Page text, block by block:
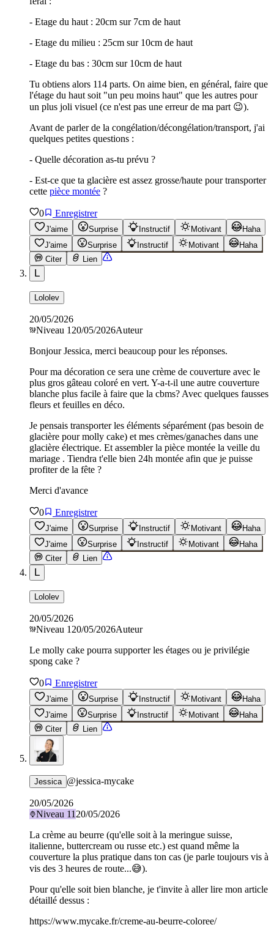
- Etage du haut : 20cm sur 7cm de haut
- Etage du milieu : 25cm sur 10cm de haut
- Etage du bas : 30cm sur 10cm de haut
Tu obtiens alors 114 parts. On aime bien, en général, faire que
l'étage du haut soit "un peu moins haut" que les autres pour
un plus joli visuel (ce n'est pas une erreur de ma part 😉).
Avant de parler de la congélation/décongélation/transport, j'ai
quelques petites questions :
- Quelle décoration as-tu prévu ?
- Est-ce que ta glacière est assez grosse/haute pour transporter
cette pièce montée ?
0 Enregistrer
J'aime Surprise Instructif Motivant
Haha
J'aime
Surprise Instructif Motivant
Haha
Citer
Lien
L
Lololev
20/05/2026
Niveau 1 20/05/2026Auteur
Bonjour Jessica, merci beaucoup pour les réponses.
Pour ma décoration ce sera une crème de couverture avec le
plus gros gâteau coloré en vert. Y-a-t-il une autre couverture
blanche plus facile à faire que la cbms? Avec quelques fausses
fleurs et feuilles en déco.
Je pensais transporter les éléments séparément (pas besoin de
glacière pour molly cake) et mes crèmes/ganaches dans une
glacière électrique. Et assembler la pièce montée la veille du
mariage . Tiendra t'elle bien 24h montée afin que je puisse
profiter de la fête ?
Merci d'avance
0 Enregistrer
J'aime Surprise Instructif Motivant
Haha
J'aime
Surprise Instructif Motivant
Haha
Citer
Lien
L
Lololev
20/05/2026
Niveau 1 20/05/2026Auteur
Le molly cake pourra supporter les étages ou je privilégie
spong cake ?
0 Enregistrer
J'aime Surprise Instructif Motivant
Haha
J'aime
Surprise Instructif Motivant
Haha
Citer
Lien
Jessica @jessica-mycake
20/05/2026
Niveau 11 20/05/2026
La crème au beurre (qu'elle soit à la meringue suisse,
italienne, buttercream ou russe etc.) est quand même la
couverture la plus pratique dans ton cas (je parle toujours vis à
vis des 3 heures de route...😅).
Pour qu'elle soit bien blanche, je t'invite à aller lire mon article
détaillé dessus :
https://www.mycake.fr/creme-au-beurre-coloree/